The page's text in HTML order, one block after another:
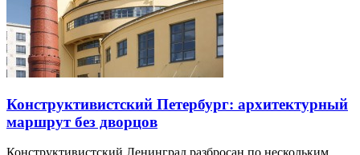
Конструктивистский Петербург: архитектурный
маршрут без дворцов